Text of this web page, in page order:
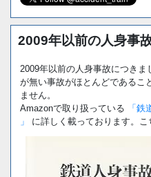
2009年以前の人身事
2009年以前の人身事故につき
が無い事故がほとんどであるこ
ません。
Amazonで取り扱っている
「
」
に詳しく載っております。こ